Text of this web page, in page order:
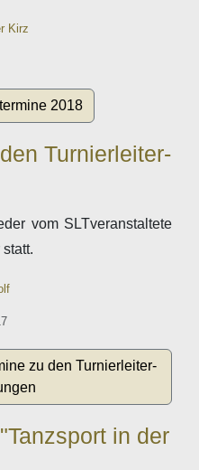
Kirz
2018
Turnierleiter-
vom SLTveranstaltete
zu den Turnierleiter-
in der